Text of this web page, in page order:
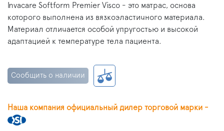
Invacare Softform Premier Visco - это матрас, основа
которого выполнена из вязкоэластичного материала.
Материал отличается особой упругостью и высокой
адаптацией к температуре тела пациента.
Сообщить о наличии
Наша компания официальный дилер торговой марки -